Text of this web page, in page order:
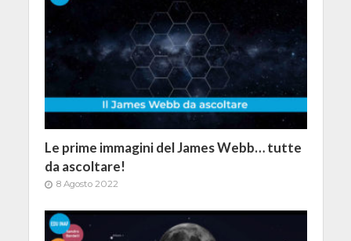
Le prime immagini del James Webb… tutte
da ascoltare!
8 Agosto 2022